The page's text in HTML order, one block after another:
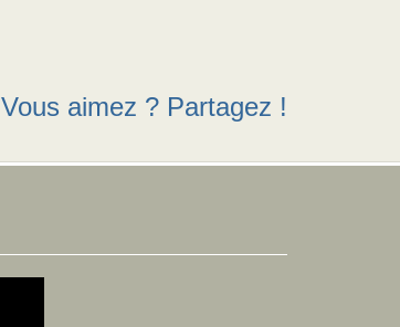
Vous aimez ? Partagez !